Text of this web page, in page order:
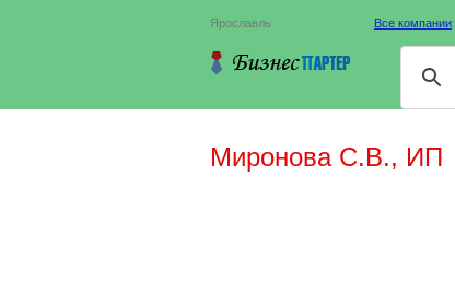
Ярославль Все компании:
Миронова С.В., ИП